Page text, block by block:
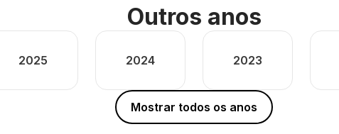
Outros anos
2025 2024 2023
Mostrar todos os anos